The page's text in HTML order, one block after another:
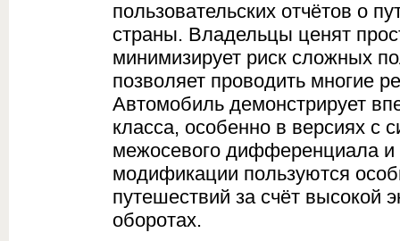
пользовательских отчётов о
страны. Владельцы ценят
минимизирует риск сложных
позволяет проводить многие
Автомобиль демонстрирует
класса, особенно в версиях с
межосевого дифференциала
модификации пользуются
путешествий за счёт высокой
оборотах.